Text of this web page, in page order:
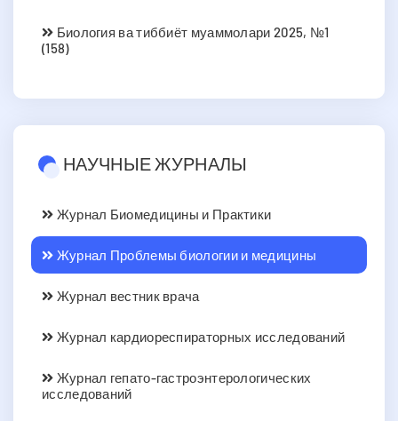
Биология ва тиббиёт муаммолари 2025, №1
(158)
НАУЧНЫЕ ЖУРНАЛЫ
Журнал Биомедицины и Практики
Журнал Проблемы биологии и медицины
Журнал вестник врача
Журнал кардиореспираторных исследований
Журнал гепато-гастроэнтерологических
исследований